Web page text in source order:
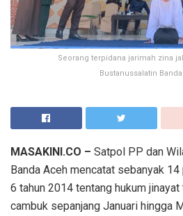
Seorang terpidana jarimah zina
Bustanussalatin
MASAKINI.CO – Satpol PP dan
Banda Aceh mencatat sebanyak
6 tahun 2014 tentang hukum
cambuk sepanjang Januari hingga